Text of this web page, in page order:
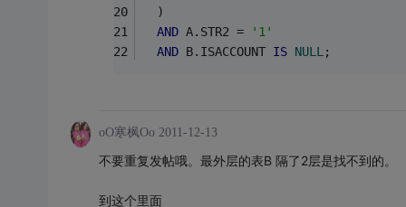
  )
AND A.STR2 =
'1'
AND B.ISACCOUNT IS NULL ;
oO寒枫Oo 2011-12-13
不要重复发帖哦。最外层的表B 隔了2层是找不到的。
到这个里面